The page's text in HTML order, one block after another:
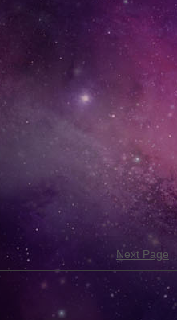
Next Page